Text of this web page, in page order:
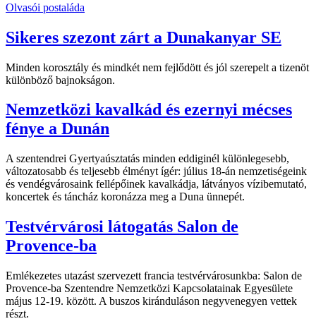
Olvasói postaláda
Sikeres szezont zárt a Dunakanyar SE
Minden korosztály és mindkét nem fejlődött és jól szerepelt a tizenöt
különböző bajnokságon.
Nemzetközi kavalkád és ezernyi mécses
fénye a Dunán
A szentendrei Gyertyaúsztatás minden eddiginél különlegesebb,
változatosabb és teljesebb élményt ígér: július 18-án nemzetiségeink
és vendégvárosaink fellépőinek kavalkádja, látványos vízibemutató,
koncertek és táncház koronázza meg a Duna ünnepét.
Testvérvárosi látogatás Salon de
Provence-ba
Emlékezetes utazást szervezett francia testvérvárosunkba: Salon de
Provence-ba Szentendre Nemzetközi Kapcsolatainak Egyesülete
május 12-19. között. A buszos kiránduláson negyvenegyen vettek
részt.